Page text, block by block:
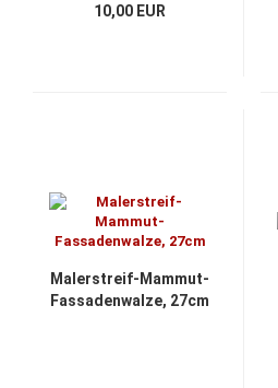
10,00 EUR
Malerstreif-Mammut-
Fassadenwalze, 27cm